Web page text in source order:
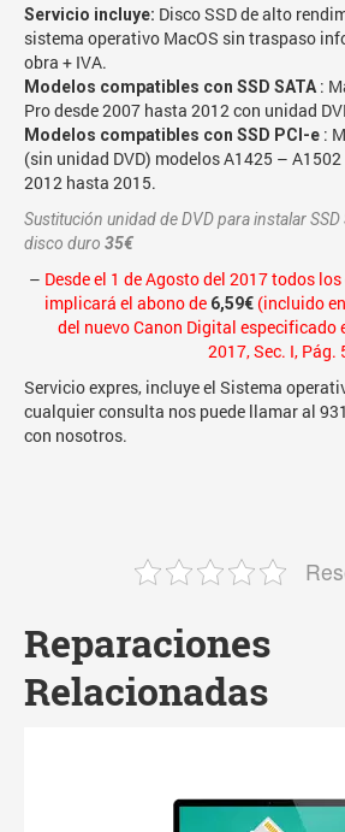
Servicio incluye: Disco SSD de alto
sistema operativo MacOS sin traspaso
obra + IVA.
Modelos compatibles con SSD SATA :
Pro desde 2007 hasta 2012 con unidad
Modelos compatibles con SSD PCI-e :
(sin unidad DVD) modelos A1425 –
2012 hasta 2015.
Sustitución unidad de DVD para instalar
disco duro 35€
– Desde el 1 de Agosto del 2017 todos
implicará el abono de 6,59€ (incluido
del nuevoCanon Digital especificado
2017, Sec. I,
Servicio expres, incluye el Sistema
cualquier consulta nos puede llamar al
con nosotros.
Reparaciones
Relacionadas